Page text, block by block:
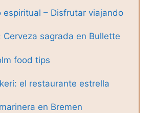
espiritual – Disfrutar viajando
Cerveza sagrada en Bullette
food tips
el restaurante estrella
en Bremen